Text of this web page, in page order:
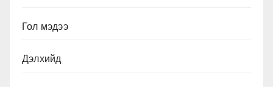
Гол мэдээ
Дэлхийд